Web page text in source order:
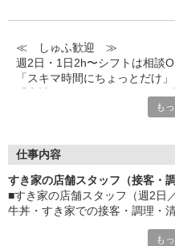
≪ しゅふ歓迎 ≫
週2日・1日2h〜シフトは相談
「スキマ時間にちょっとだけ」
など、自分らしく活躍できま
■髪型・髪色自由
■給与前払い可
急な出費も安心♪
■社員登用あり
将来を考えている方は必見で
も
仕事内容
すき家の店舗スタッフ（接客・
■すき家の店舗スタッフ（週2日
牛丼・すき家での接客・調理・
も